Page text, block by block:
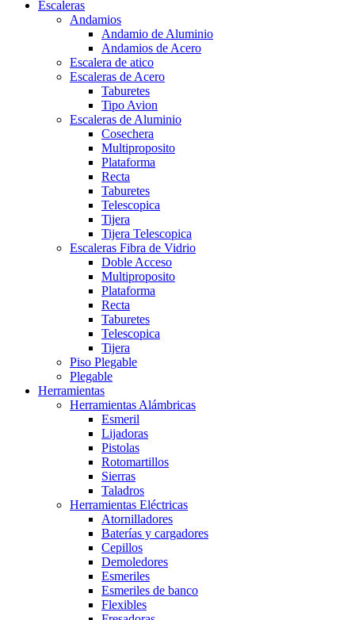
Escaleras
Andamios
Andamio de Aluminio
Andamios de Acero
Escalera de atico
Escaleras de Acero
Taburetes
Tipo Avion
Escaleras de Aluminio
Cosechera
Multiproposito
Plataforma
Recta
Taburetes
Telescopica
Tijera
Tijera Telescopica
Escaleras Fibra de Vidrio
Doble Acceso
Multiproposito
Plataforma
Recta
Taburetes
Telescopica
Tijera
Piso Plegable
Plegable
Herramientas
Herramientas Alámbricas
Esmeril
Lijadoras
Pistolas
Rotomartillos
Sierras
Taladros
Herramientas Eléctricas
Atornilladores
Baterías y cargadores
Cepillos
Demoledores
Esmeriles
Esmeriles de banco
Flexibles